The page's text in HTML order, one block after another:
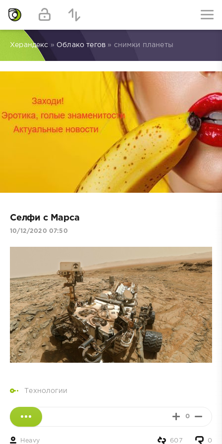
Херандекс » Облако тегов » снимки планеты
Селфи с Марса
10/12/2020 07:50
Технологии
0
Heavy 0
607